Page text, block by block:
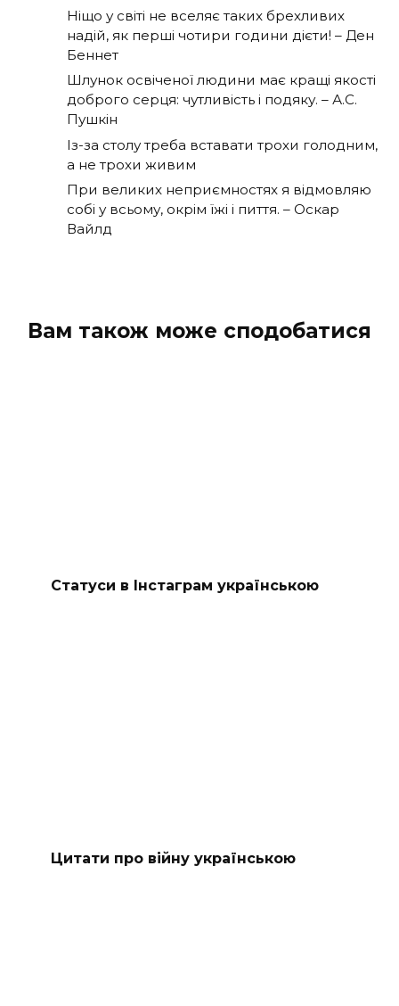
Ніщо у світі не вселяє таких брехливих
надій, як перші чотири години дієти! – Ден
Беннет
Шлунок освіченої людини має кращі якості
доброго серця: чутливість і подяку. – А.С.
Пушкін
Із-за столу треба вставати трохи голодним,
а не трохи живим
При великих неприємностях я відмовляю
собі у всьому, окрім їжі і пиття. – Оскар
Вайлд
Вам також може сподобатися
Статуси в Інстаграм українською
Цитати про війну українською